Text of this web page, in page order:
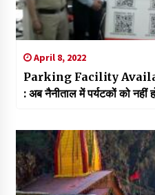
April 8, 2022
Parking Facility
: अब नैनीताल में पर्यटकों को नहीं